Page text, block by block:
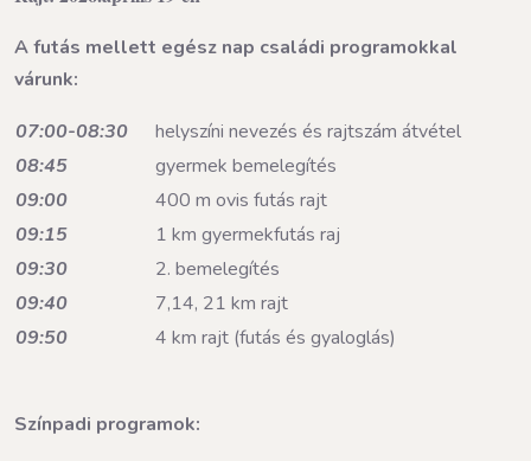
A futás mellett egész nap családi programokkal
várunk:
07:00-08:30
helyszíni nevezés és rajtszám átvétel
08:45
gyermek bemelegítés
09:00
400 m ovis futás rajt
09:15
1 km gyermekfutás raj
09:30
2. bemelegítés
09:40
7,14, 21 km rajt
09:50
4 km rajt (futás és gyaloglás)
Színpadi programok: